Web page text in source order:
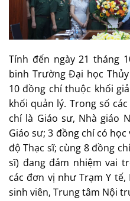
Tính đến ngày 21 tháng
binh Trường Đại học
10 đồng chí thuộc khối
khối quản lý. Trong số
chí là Giáo sư, Nhà giáo
Giáo sư; 3 đồng chí có
độ Thạc sĩ; cùng 8 đồng
sĩ) đang đảm nhiệm vai
các đơn vị như Trạm Y
sinh viên, Trung tâm Nội